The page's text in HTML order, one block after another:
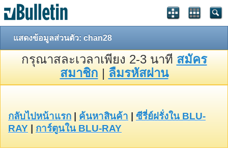
แสดงข้อมูลส่วนตัว: chan28
กรุณาสละเวลาเพียง 2-3 นาที สมัคร
สมาชิก | ลืมรหัสผ่าน
กลับไปหน้าแรก ค้นหาสินค้า
ซีรี่ย์ฝรั่งใน BLU-
RAY
การ์ตูนใน BLU-RAY